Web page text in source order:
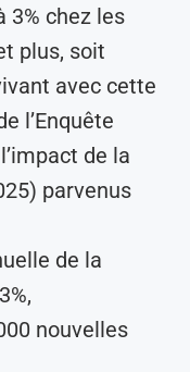
3% chez les
plus, soit
avec cette
l’Enquête
de la
parvenus
de la
nouvelles